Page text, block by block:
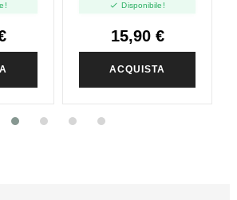
 Disponibile!
15,90 €
ACQUISTA